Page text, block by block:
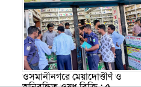
ওসমানীনগরে মেয়াদোত্তীর্ণ ও